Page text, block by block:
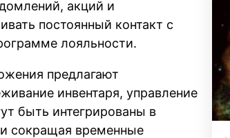
акций и
постоянный контакт с
лояльности.
предлагают
инвентаря, управление
быть интегрированы в
сокращая временные